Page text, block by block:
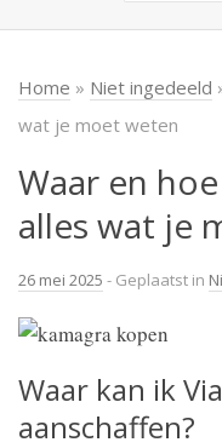
Home » Niet ingedeeld
wat je moet weten
Waar en
alles wat je
26 mei 2025 - Geplaatst in
Waar kan ik
aanschaffen?